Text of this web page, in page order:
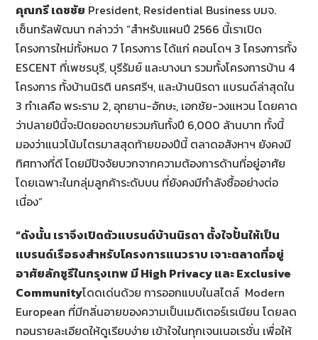
คุณกรี เดชชัย President, Residential Business บมจ.
เซ็นทรัลพัฒนา กล่าวว่า “สำหรับแผนปี 2566 นี้เราเปิด
โครงการใหม่ทั้งหมด 7 โครงการ ได้แก่ คอนโดฯ 3 โครงการทั้ง
ESCENT ที่เพชรบุรี, บุรีรัมย์ และบางนา รวมทั้งโครงการบ้าน 4
โครงการ ทั้งบ้านนิรติ นครศรีฯ, และบ้านนิรดา แบรนด์ล่าสุดใน
3 ทำเลคือ พระราม 2, อุทยาน-อักษะ, เอกชัย-วงแหวน โดยคาด
ว่าปลายปีนี้จะปิดยอดขายรวมกันทั้งปี 6,000 ล้านบาท ทั้งนี้
มองว่าแนวโน้มไตรมาสสุดท้ายของปีนี้ ตลาดอสังหาฯ ยังคงมี
ทิศทางที่ดี โดยมีปัจจัยบวกจากความต้องการด้านที่อยู่อาศัย
โดยเฉพาะในกลุ่มลูกค้าระดับบน ที่ยังคงมีกำลังซื้ออย่างต่อ
เนื่อง”
“ดังนั้น เราจึงเปิดตัวแบรนด์บ้านนิรดา ตั้งใจปั้นให้เป็น
แบรนด์เรือธงสำหรับโครงการแนวราบ เจาะตลาดที่อยู่
อาศัยลักซูรีในกรุงเทพ มีHigh Privacy และ Exclusive
Communityโดดเด่นด้วย การออกแบบในสไตล์ Modern
European ที่มีกลิ่นอายของความเป็นเมดิเตอร์เรเนียน โดยลด
ทอนรายละเอียดให้ดูเรียบง่าย เข้าใจในทุกเจนเนอเรชั่น เพื่อให้